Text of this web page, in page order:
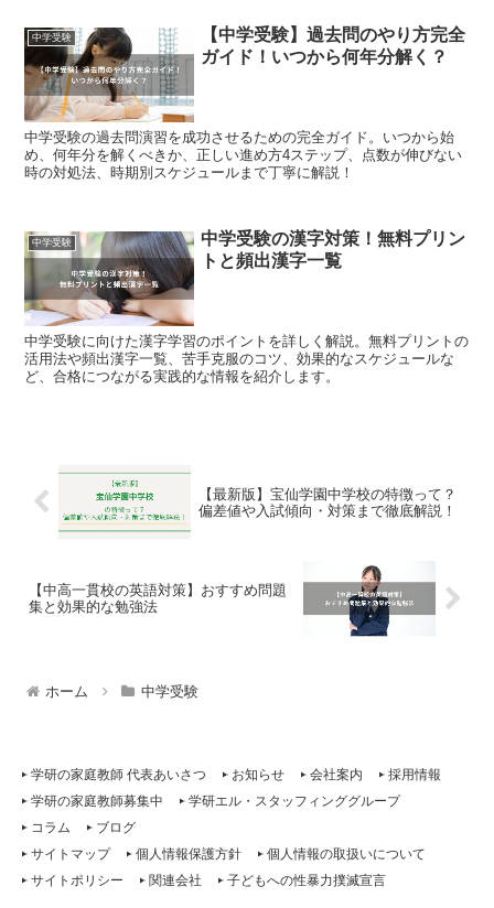
中学受験
【中学受験】過去問のやり方完全
ガイド！いつから何年分解く？
中学受験の過去問演習を成功させるための完全ガイド。いつから始
め、何年分を解くべきか、正しい進め方4ステップ、点数が伸びない
時の対処法、時期別スケジュールまで丁寧に解説！
中学受験
中学受験の漢字対策！無料プリン
トと頻出漢字一覧
中学受験に向けた漢字学習のポイントを詳しく解説。無料プリントの
活用法や頻出漢字一覧、苦手克服のコツ、効果的なスケジュールな
ど、合格につながる実践的な情報を紹介します。
【最新版】宝仙学園中学校の特徴って？
偏差値や入試傾向・対策まで徹底解説！
【中高一貫校の英語対策】おすすめ問題
集と効果的な勉強法
ホーム 中学受験
学研の家庭教師 代表あいさつ お知らせ 会社案内
採用情報
学研の家庭教師募集中
学研エル・スタッフィンググループ
コラム
ブログ
サイトマップ
個人情報保護方針
個人情報の取扱いについて
サイトポリシー
関連会社 子どもへの性暴力撲滅宣言